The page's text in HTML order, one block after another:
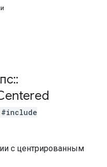
::
#include
с центрированным